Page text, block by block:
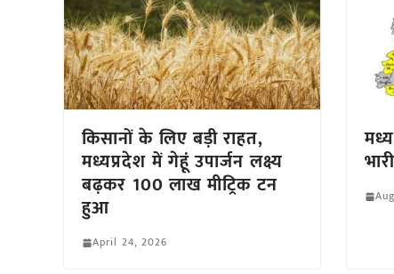
किसानों के लिए बड़ी राहत,
मध्यप्रदेश में गेहूं उपार्जन लक्ष्य
बढ़कर 100 लाख मीट्रिक टन
हुआ
April 24, 2026